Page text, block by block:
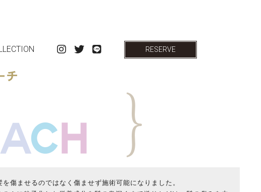
RESERVE
傷ませるのではなく傷ませず施術可能になりました。